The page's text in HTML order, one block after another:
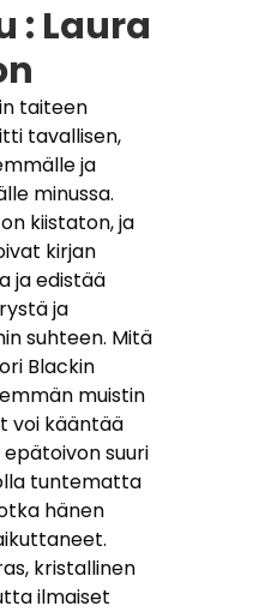
: Laura
taiteen
tavallisen,
ja
minussa.
kiistaton, ja
kirjan
ja edistää
ja
suhteen. Mitä
Blackin
muistin
voi kääntää
suuri
tuntematta
hänen
kristallinen
ilmaiset